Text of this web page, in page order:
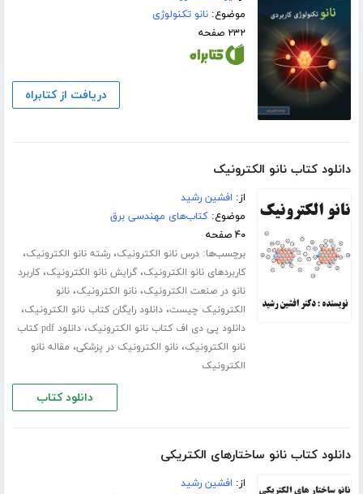
موضوع:نانو تکنولوژی
۲۳۲ صفحه
دریافت از کتابراه
دانلود کتاب نانو الکترونیک
از: افشین رشید
موضوع:کتاب‌های مهندسی برق
۴۰ صفحه
برچسب‌ها:درس نانو الکترونیک،رشته نانو الکترونیک،
کاربردهای نانو الکترونیک،گرایش نانو الکترونیک،کاربرد
نانو در صنعت الکترونیک،نانو الکترونیک،نانو
الکترونیک چیست،دانلود رایگان کتاب نانو الکترونیک،
دانلود پی دی اف کتاب نانو الکترونیک،
دانلود pdf کتاب
نانو الکترونیک،نانو الکترونیک در پزشکی، مقاله نانو
الکترونیک
دانلود کتاب
دانلود کتاب نانو ساختارهای الکتریکی
از: افشین رشید